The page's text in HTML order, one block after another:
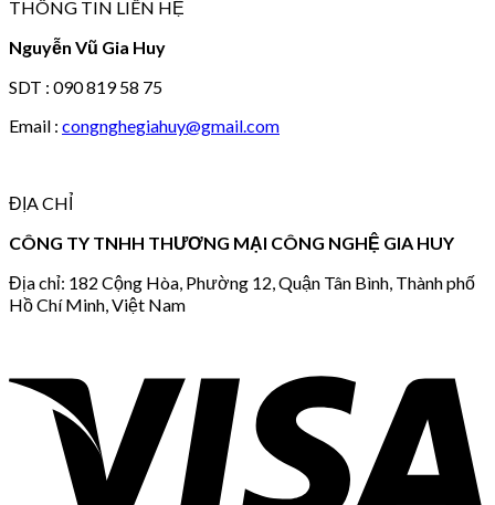
THÔNG TIN LIÊN HỆ
Nguyễn Vũ Gia Huy
SDT : 090 819 58 75
Email : congnghegiahuy@gmail.com
ĐỊA CHỈ
CÔNG TY TNHH THƯƠNG MẠI CÔNG NGHỆ GIA HUY
Địa chỉ: 182 Cộng Hòa, Phường 12, Quận Tân Bình, Thành phố
Hồ Chí Minh, Việt Nam